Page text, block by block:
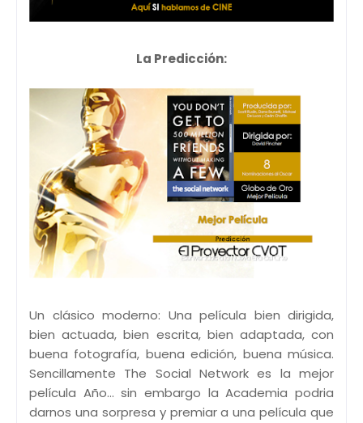
La Predicción:
Un clásico moderno: Una película bien dirigida,
bien actuada, bien escrita, bien adaptada, con
buena fotografía, buena edición, buena música.
Sencillamente The Social Network es la mejor
película Año... sin embargo la Academia podria
darnos una sorpresa y premiar a una película que